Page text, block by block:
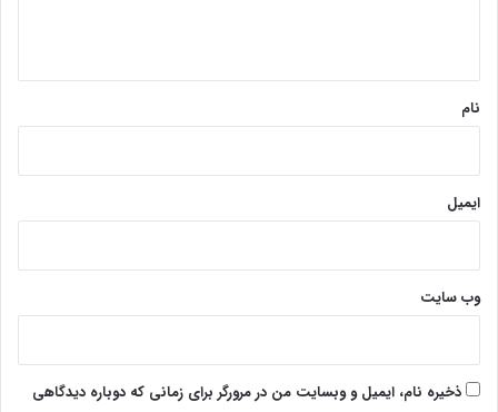
نام
ایمیل
وب‌ سایت
ذخیره نام، ایمیل و وبسایت من در مرورگر برای زمانی که دوباره دیدگاهی